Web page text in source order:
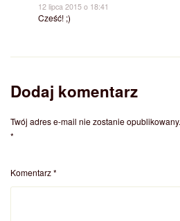
12 lipca 2015 o 18:41
Cześć! ;)
Dodaj komentarz
Twój adres e-mail nie zostanie opublikowany.
*
Komentarz*